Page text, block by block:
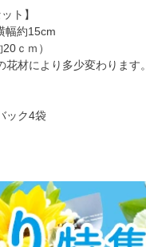
ト】
幅約15cm
ｃｍ）
材により多少変わります。
ック4袋